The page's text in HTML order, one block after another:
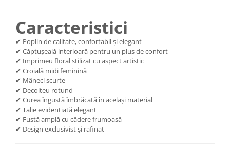
Caracteristici
✔ Poplin de calitate, confortabil și elegant
✔ Căptușeală interioară pentru un plus de confort
✔ Imprimeu floral stilizat cu aspect artistic
✔ Croială midi feminină
✔ Mâneci scurte
✔ Decolteu rotund
✔ Curea îngustă îmbrăcată în același material
✔ Talie evidențiată elegant
✔ Fustă amplă cu cădere frumoasă
✔ Design exclusivist și rafinat